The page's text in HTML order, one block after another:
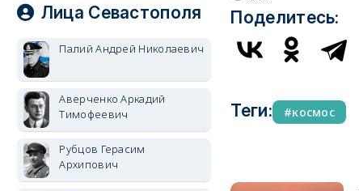
Поделитесь:
Теги: космос
Лица Севастополя
Палий Андрей Николаевич
Аверченко Аркадий
Тимофеевич
Рубцов Герасим
Архипович